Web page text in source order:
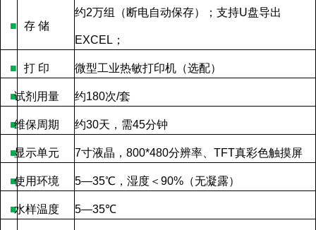
■ 存 储
约2万组（断电自动保存）；支持U盘导出
EXCEL ；
■ 打 印 微型工业热敏打印机（选配）
■试剂用量 约180次/套
■维保周期 约30天，需45分钟
■显示单元 7寸液晶， 800*480分辨率、 TFT真彩色触摸屏
■使用环境 5—35℃，湿度＜ 90% （无凝露）
■水样温度 5—35℃